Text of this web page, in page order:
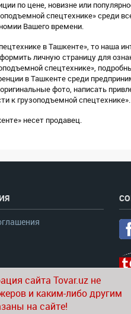
по цене, новизне или
спецтехнике» среди
Вашего времени.
в Ташкенте», то наша
личную страницу для
спецтехнике»,
в Ташкенте среди
фото, написать
к грузоподъемной спецтехнике».
несет продавец.
защищены
сайта Tovar.uz не
и каким-либо другим
на сайте!